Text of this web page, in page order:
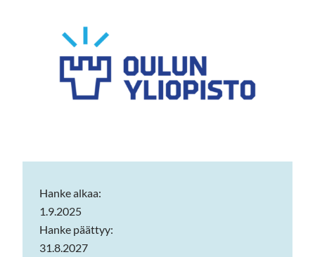
Hanke alkaa:
1.9.2025
Hanke päättyy:
31.8.2027